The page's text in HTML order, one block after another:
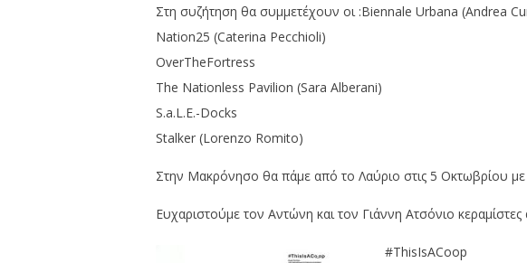
Στη συζήτηση θα συμμετέχουν οι :Biennale Urbana (Andrea
Nation25 (Caterina Pecchioli)
OverTheFortress
The Nationless Pavilion (Sara Alberani)
S.a.L.E.-Docks
Stalker (Lorenzo Romito)
Στην Μακρόνησο θα πάμε από το Λαύριο στις 5 Οκτωβρίου με
Ευχαριστούμε τον Αντώνη και τον Γιάννη Ατσόνιο
#ThisIsACoop